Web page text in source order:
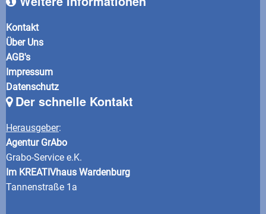
Kontakt
Über Uns
AGB's
Impressum
Datenschutz
Der schnelle Kontakt
Herausgeber:
Agentur GrAbo
Grabo-Service e.K.
Im KREATIVhaus Wardenburg
Tannenstraße 1a